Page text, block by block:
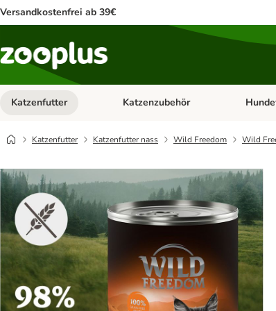
Versandkostenfrei ab 39€
Katzenfutter Kategorie-Menü öffnen: Katzenfutter
Katzenzubehör
Katzenfutter Katzenfutter nass Wild Freedom Wild